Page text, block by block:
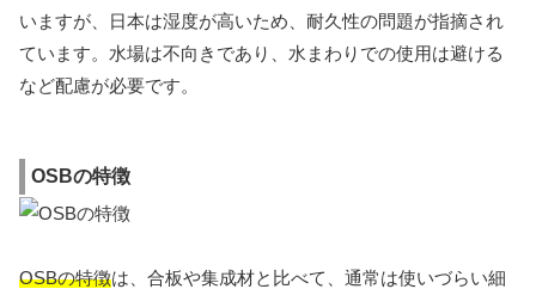
いますが、日本は湿度が高いため、耐久性の問題が指摘され
ています。水場は不向きであり、水まわりでの使用は避ける
など配慮が必要です。
OSBの特徴
OSBの特徴は、合板や集成材と比べて、通常は使いづらい細